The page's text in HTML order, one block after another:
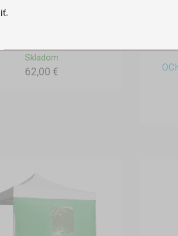
Skladom
62,00 €